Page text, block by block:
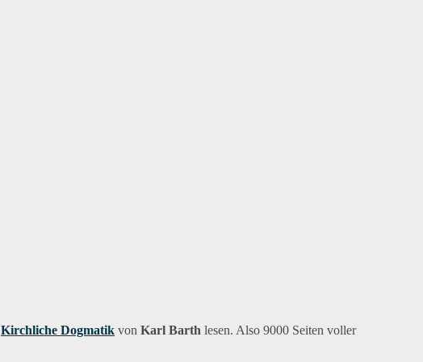
Kirchliche Dogmatik von Karl Barth lesen. Also 9000 Seiten voller